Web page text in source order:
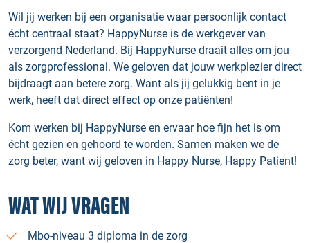
Wil jij werken bij een organisatie waar persoonlijk contact
écht centraal staat? HappyNurse is de werkgever van
verzorgend Nederland. Bij HappyNurse draait alles om jou
als zorgprofessional. We geloven dat jouw werkplezier direct
bijdraagt aan betere zorg. Want als jij gelukkig bent in je
werk, heeft dat direct effect op onze patiënten!
Kom werken bij HappyNurse en ervaar hoe fijn het is om
écht gezien en gehoord te worden. Samen maken we de
zorg beter, want wij geloven in Happy Nurse, Happy Patient!
WAT WIJ VRAGEN
Mbo-niveau 3 diploma in de zorg